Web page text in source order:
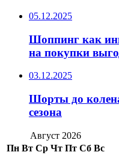
05.12.2025
Шоппинг как
на покупки
03.12.2025
Шорты до
сезона
Август 2026
Пн Вт Ср Чт Пт Сб Вс